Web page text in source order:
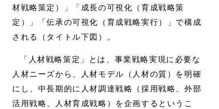
材戦略策定）」「成長の可視化（育成戦略策
定）」「伝承の可視化（育成戦略実行）」で構成
される（タイトル下図）。
「人材戦略策定」とは、事業戦略実現に必要な
人材ニーズから、人材モデル（人材の質）を明確
にし、中長期的に人材調達戦略（採用戦略、外部
活用戦略、人材育成戦略）を企画するというこ